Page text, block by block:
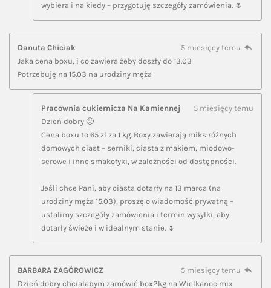
wybiera i na kiedy – przygotuję szczegóły zamówienia. 🌷
Danuta Chiciak
5 miesięcy temu
Jaka cena boxu, i co zawiera żeby doszły do 13.03
Potrzebuję na 15.03 na urodziny męża
Pracownia cukiernicza Na Kamiennej
5 miesięcy temu
Dzień dobry 🙂
Cena boxu to 65 zł za 1 kg. Boxy zawierają miks różnych
domowych ciast – serniki, ciasta z makiem, miodowo-
serowe i inne smakołyki, w zależności od dostępności.
Jeśli chce Pani, aby ciasta dotarły na 13 marca (na
urodziny męża 15.03), proszę o wiadomość prywatną –
ustalimy szczegóły zamówienia i termin wysyłki, aby
dotarły świeże i w idealnym stanie. 🌷
BARBARA ZAGÓROWICZ
5 miesięcy temu
Dzień dobry chciałabym zamówić box2kg na Wielkanoc mix